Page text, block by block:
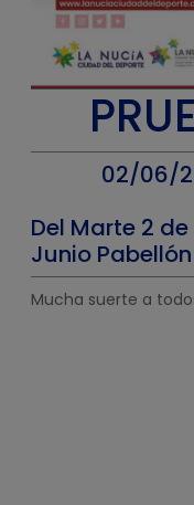
02/06/
Del Marte 2
Junio
Mucha suerte a